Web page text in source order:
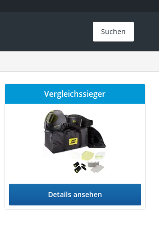
Suchen
Vergleichssieger
Details ansehen